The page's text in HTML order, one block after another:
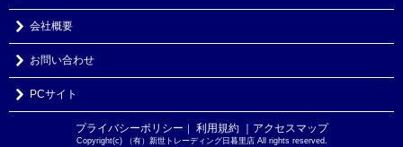
会社概要
お問い合わせ
PCサイト
プライバシーポリシー 利用規約 ｜アクセスマップ
Copyright(c) （有）新世トレーディング日暮里店 All rights reserved.